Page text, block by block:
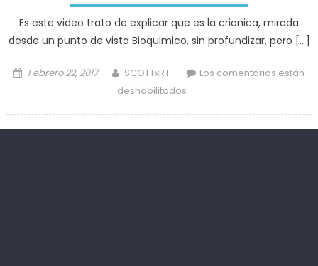
Es este video trato de explicar que es la crionica, mirada
desde un punto de vista Bioquimico, sin profundizar, pero […]
Posted
Febrero 22, 2017 Author
SCOTTxRT
Los comentarios están
deshabilitados